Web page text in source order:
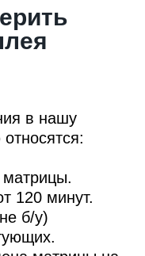
в нашу
120 минут.
б/у)